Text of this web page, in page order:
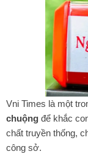
Vni Times là một
chuộng để khắc
chất truyền thống,
công sở.